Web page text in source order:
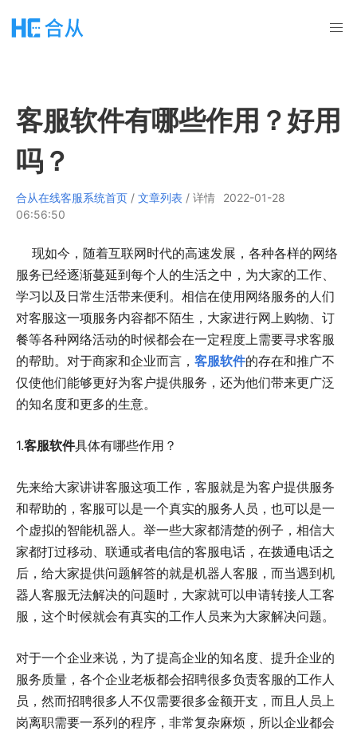
客服软件有哪些作用？好用
吗？
合从在线客服系统首页 / 文章列表 / 详情
2022-01-28
06:56:50
现如今，随着互联网时代的高速发展，各种各样的网络
服务已经逐渐蔓延到每个人的生活之中，为大家的工作、
学习以及日常生活带来便利。相信在使用网络服务的人们
对客服这一项服务内容都不陌生，大家进行网上购物、订
餐等各种网络活动的时候都会在一定程度上需要寻求客服
的帮助。对于商家和企业而言， 客服软件的存在和推广不
仅使他们能够更好为客户提供服务，还为他们带来更广泛
的知名度和更多的生意。
1.客服软件具体有哪些作用？
先来给大家讲讲客服这项工作，客服就是为客户提供服务
和帮助的，客服可以是一个真实的服务人员，也可以是一
个虚拟的智能机器人。举一些大家都清楚的例子，相信大
家都打过移动、联通或者电信的客服电话，在拨通电话之
后，给大家提供问题解答的就是机器人客服，而当遇到机
器人客服无法解决的问题时，大家就可以申请转接人工客
服，这个时候就会有真实的工作人员来为大家解决问题。
对于一个企业来说，为了提高企业的知名度、提升企业的
服务质量，各个企业老板都会招聘很多负责客服的工作人
员，然而招聘很多人不仅需要很多金额开支，而且人员上
岗离职需要一系列的程序，非常复杂麻烦，所以企业都会